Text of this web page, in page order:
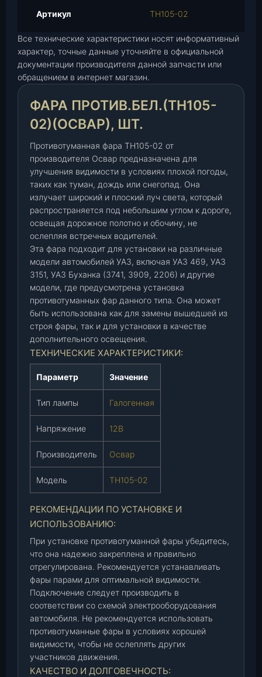
р
о
т
и
б
л
(
Т
Н
1
0
5
0
(
О
с
в
а
)
ш
Артикул
ТН105-02
Все технические характеристики носят информативный
характер, точные данные уточняйте в официальной
документации производителя данной запчасти или
обращением в интернет магазин.
ФАРА ПРОТИВ.БЕЛ.(ТН105-
02)(ОСВАР), ШТ.
Противотуманная фара ТН105-02 от
производителя Освар предназначена для
улучшения видимости в условиях плохой погоды,
таких как туман, дождь или снегопад. Она
излучает широкий и плоский луч света, который
распространяется под небольшим углом к дороге,
освещая дорожное полотно и обочину, не
ослепляя встречных водителей.
Эта фара подходит для установки на различные
модели автомобилей УАЗ, включая УАЗ 469, УАЗ
3151, УАЗ Буханка (3741, 3909, 2206) и другие
модели, где предусмотрена установка
противотуманных фар данного типа. Она может
быть использована как для замены вышедшей из
строя фары, так и для установки в качестве
дополнительного освещения.
ТЕХНИЧЕСКИЕ ХАРАКТЕРИСТИКИ:
Параметр Значение
Тип лампы Галогенная
Напряжение 12В
Производитель Освар
Модель ТН105-02
РЕКОМЕНДАЦИИ ПО УСТАНОВКЕ И
ИСПОЛЬЗОВАНИЮ:
При установке противотуманной фары убедитесь,
что она надежно закреплена и правильно
отрегулирована. Рекомендуется устанавливать
фары парами для оптимальной видимости.
Подключение следует производить в
соответствии со схемой электрооборудования
автомобиля. Не рекомендуется использовать
противотуманные фары в условиях хорошей
видимости, чтобы не ослеплять других
участников движения.
КАЧЕСТВО И ДОЛГОВЕЧНОСТЬ: